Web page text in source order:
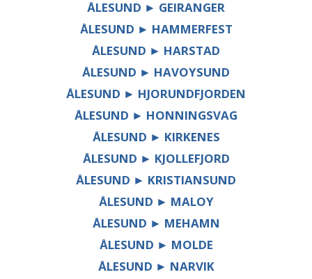
ÅLESUND ► GEIRANGER
ÅLESUND ► HAMMERFEST
ÅLESUND ► HARSTAD
ÅLESUND ► HAVOYSUND
ÅLESUND ► HJORUNDFJORDEN
ÅLESUND ► HONNINGSVAG
ÅLESUND ► KIRKENES
ÅLESUND ► KJOLLEFJORD
ÅLESUND ► KRISTIANSUND
ÅLESUND ► MALOY
ÅLESUND ► MEHAMN
ÅLESUND ► MOLDE
ÅLESUND ► NARVIK